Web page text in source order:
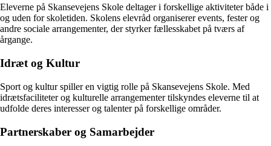
Eleverne på Skansevejens Skole deltager i forskellige aktiviteter både i
og uden for skoletiden. Skolens elevråd organiserer events, fester og
andre sociale arrangementer, der styrker fællesskabet på tværs af
årgange.
Idræt og Kultur
Sport og kultur spiller en vigtig rolle på Skansevejens Skole. Med
idrætsfaciliteter og kulturelle arrangementer tilskyndes eleverne til at
udfolde deres interesser og talenter på forskellige områder.
Partnerskaber og Samarbejder